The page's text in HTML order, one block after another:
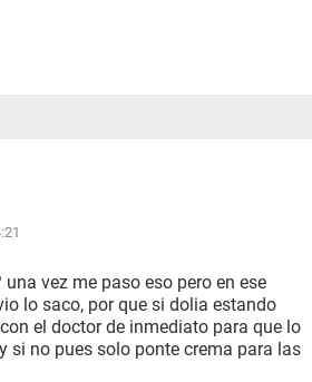
una vez me paso eso pero en ese
lo saco, por que si dolia estando
el doctor de inmediato para que lo
si no pues solo ponte crema para las